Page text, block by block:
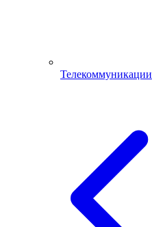
Телекоммуникации